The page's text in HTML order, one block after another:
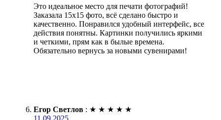
Это идеальное место для печати фотографий!
Заказала 15х15 фото, всё сделано быстро и
качественно. Понравился удобный интерфейс, все
действия понятны. Картинки получились яркими
и четкими, прям как в былые времена.
Обязательно вернусь за новыми сувенирами!
Егор Светлов : ★ ★ ★ ★ ★
11.09.2025